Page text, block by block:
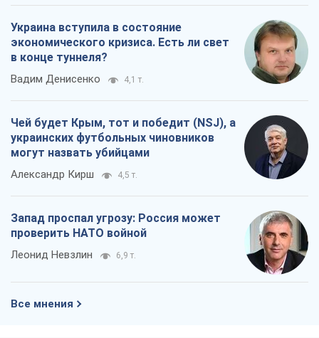
Украина вступила в состояние
экономического кризиса. Есть ли свет
в конце туннеля?
Вадим Денисенко 4,1 т.
Чей будет Крым, тот и победит (NSJ), а
украинских футбольных чиновников
могут назвать убийцами
Александр Кирш 4,5 т.
Запад проспал угрозу: Россия может
проверить НАТО войной
Леонид Невзлин 6,9 т.
Все мнения